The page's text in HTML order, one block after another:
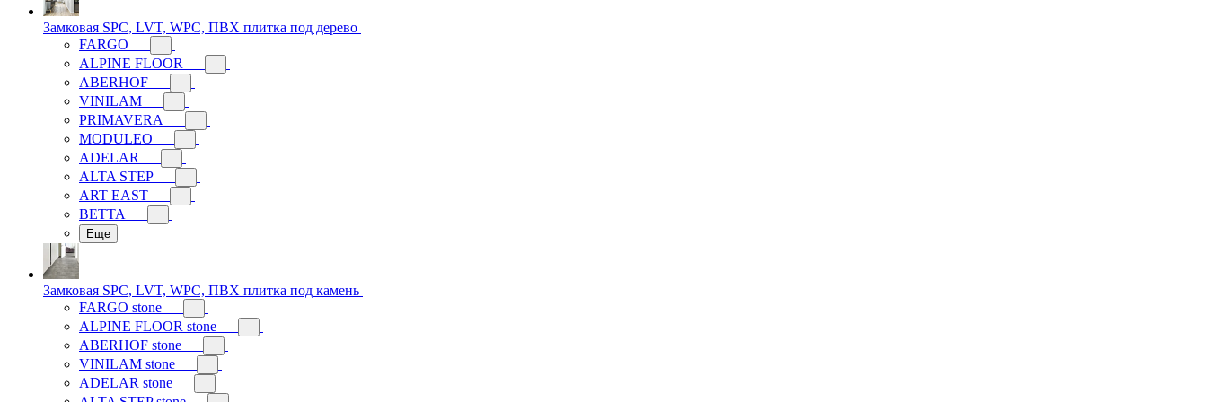
Замковая SPC, LVT, WPC, ПВХ плитка под дерево
FARGO
ALPINE FLOOR
ABERHOF
VINILAM
PRIMAVERA
MODULEO
ADELAR
ALTA STEP
ART EAST
BETTA
Еще
Замковая SPC, LVT, WPC, ПВХ плитка под камень
FARGO stone
ALPINE FLOOR stone
ABERHOF stone
VINILAM stone
ADELAR stone